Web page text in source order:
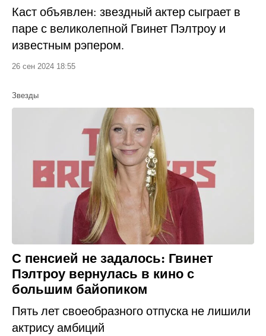
Каст объявлен: звездный актер сыграет в
паре с великолепной Гвинет Пэлтроу и
известным рэпером.
26 сен 2024 18:55
Звезды
С пенсией не задалось: Гвинет
Пэлтроу вернулась в кино с
большим байопиком
Пять лет своеобразного отпуска не лишили
актрису амбиций